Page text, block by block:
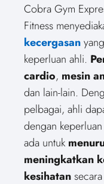
Cobra Gym
Fitness
kecergasan
keperluan ahli.
cardio, mesin
dan lain-lain.
pelbagai, ahli
dengan
ada untuk
meningkatkan
kesihatan